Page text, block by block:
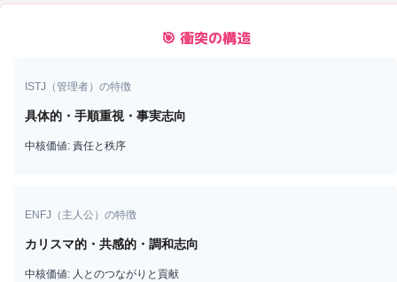
🎯 衝突の構造
ISTJ （管理者）の特徴
具体的・手順重視・事実志向
中核価値: 責任と秩序
ENFJ （ 主人公 ）の特徴
カリスマ的・共感的・調和志向
中核価値: 人とのつながりと貢献